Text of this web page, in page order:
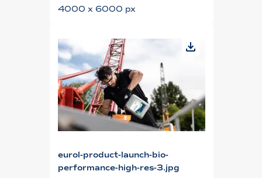
4000 x 6000 px
eurol-product-launch-bio-
performance-high-res-3.jpg